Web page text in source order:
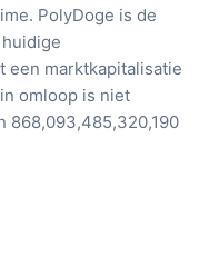
PolyDoge is de
huidige
een marktkapitalisatie
omloop is niet
868,093,485,320,190